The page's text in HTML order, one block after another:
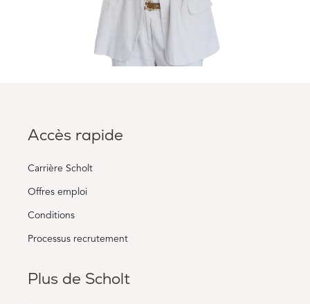
Accès rapide
Carrière Scholt
Offres emploi
Conditions
Processus recrutement
Plus de Scholt